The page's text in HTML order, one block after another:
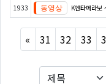
1933 K엔타메라보
« Previous
31 32 33